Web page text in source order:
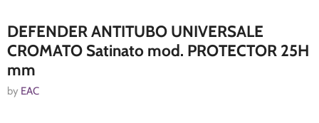
DEFENDER ANTITUBO UNIVERSALE
CROMATO Satinato mod. PROTECTOR 25H
mm
by EAC